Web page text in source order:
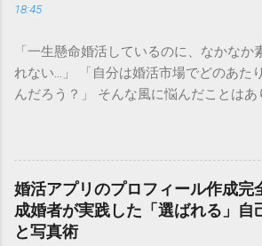
18:45
「一生懸命婚活しているのに、なかなか
れない…」 「自分は婚活市場でどのあた
んだろう？」 そんな風に悩んだことは
くるようで怖いと感じる方も多いかもし
自分の現在の立ち位置を客観的に把握す
分を否定することではありません。 むし
場価値」を正しく理解することは、最短
を掴み取るための 強力な武器 になります
婚活アプリのプロフィール作成完
成婚者が実践した「選ばれる」自
と写真術